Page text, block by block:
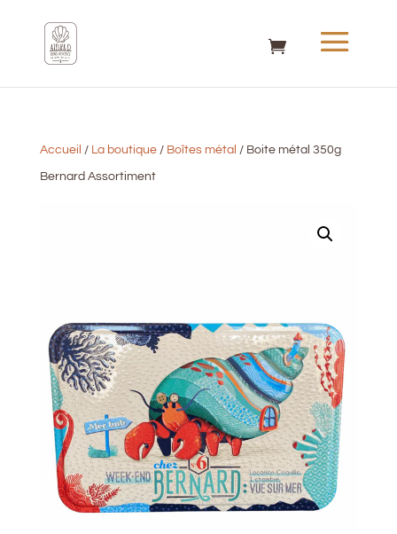
Accueil / La boutique/ Boîtes métal / Boite métal 350g
Bernard Assortiment